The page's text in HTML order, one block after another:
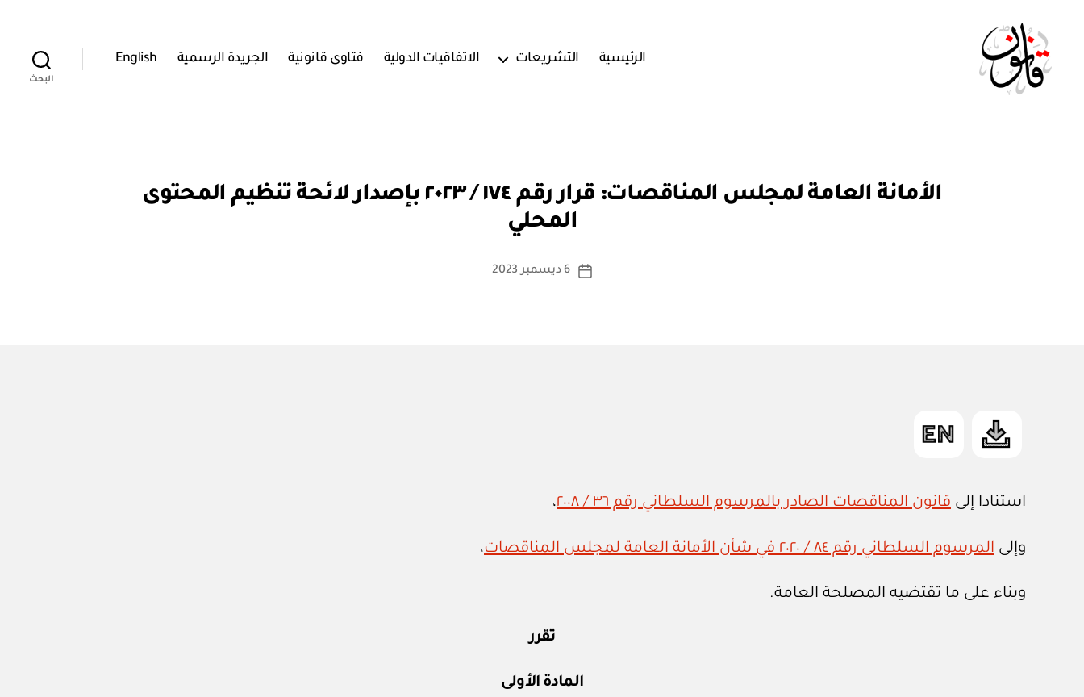
الرئيسية التشريعات الاتفاقيات الدولية فتاوى قانونية الجريدة الرسمية English
البحث
التصنيفات
الأمانة العامة لمجلس المناقصات: قرار رقم ١٧٤ / ٢٠٢٣ بإصدار لائحة تنظيم المحتوى
المحلي
كاتب
بو
ا
س
ة
تاريخ
6 ديسمبر 2023
استنادا إلى قانون المناقصات الصادر بالمرسوم السلطاني رقم ٣٦ / ٢٠٠٨ ،
وإلى المرسوم السلطاني رقم ٨٤ / ٢٠٢٠ في شأن الأمانة العامة لمجلس المناقصات ،
وبناء على ما تقتضيه المصلحة العامة.
تقرر
المادة الأولى